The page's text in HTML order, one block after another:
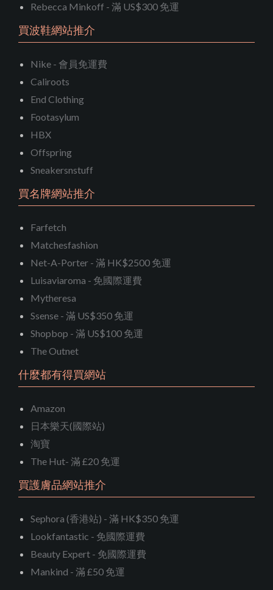
Rebecca Minkoff - 滿 US$300 免運
買波鞋網站推介
Nike - 會員免運費
Caliroots
End Clothing
Footasylum
HBX
Offspring
Sneakersnstuff
買名牌網站推介
Farfetch
Matchesfashion
Net-A-Porter - 滿 HK$2500 免運
Luisaviaroma - 免國際運費
Mytheresa
Ssense - 滿 US$350 免運
Shopbop - 滿 US$100 免運
The Outnet
什麼都有得買網站
Amazon
日本樂天(國際站)
淘寶
The Hut- 滿 £20 免運
買護膚品網站推介
Sephora (香港站) - 滿 HK$350 免運
Lookfantastic - 免國際運費
Beauty Expert - 免國際運費
Mankind - 滿 £50 免運